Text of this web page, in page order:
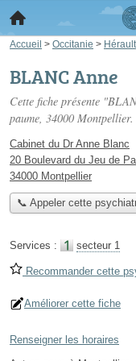
Accueil > Occitanie > Hérault
BLANC Anne
Cette fiche présente
paume, 34000 Montpellier.
Cabinet du Dr Anne Blanc
20 Boulevard du Jeu de
34000 Montpellier
📞 Appeler cette
Services : secteur 1
Recommander cette
Améliorer cette fiche
Renseigner les horaires